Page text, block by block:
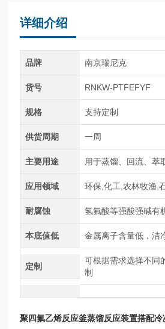
详细介绍
品牌 南京瑞尼克
货号 RNKW-PTFEFYF
规格 支持定制
供货周期 一周
主要用途 用于蒸馏、回流、萃
应用领域 环保,化工,农林牧渔,
耐腐蚀 氢氟酸等强酸强碱有
本底值低 金属离子含量低，洁
定制
可根据需求选择不同
制
聚四氟乙烯反应釜蒸馏反应装置搭配冷